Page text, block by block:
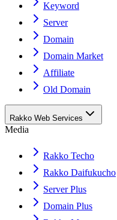
Keyword
Server
Domain
Domain Market
Affiliate
Old Domain
Rakko Web Services
Media
Rakko Techo
Rakko Daifukucho
Server Plus
Domain Plus